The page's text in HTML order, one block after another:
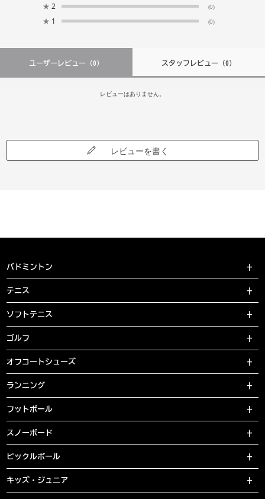
★ 2 (0)
★ 1 (0)
ユーザーレビュー （0） スタッフレビュー（0）
レビューはありません。
レビューを書く
バドミントン
テニス
ソフトテニス
ゴルフ
オフコートシューズ
ランニング
フットボール
スノーボード
ピックルボール
キッズ・ジュニア